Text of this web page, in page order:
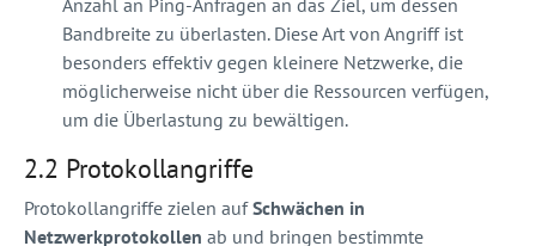
Anzahl an Ping-Anfragen an das Ziel, um dessen
Bandbreite zu überlasten. Diese Art von Angriff ist
besonders effektiv gegen kleinere Netzwerke, die
möglicherweise nicht über die Ressourcen verfügen,
um die Überlastung zu bewältigen.
2.2 Protokollangriffe
Protokollangriffe zielen aufSchwächen in
Netzwerkprotokollen ab und bringen bestimmte